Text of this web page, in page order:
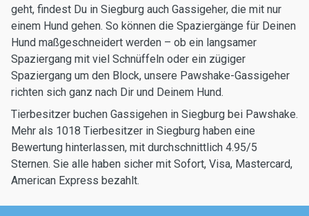
geht, findest Du in Siegburg auch Gassigeher, die mit nur
einem Hund gehen. So können die Spaziergänge für Deinen
Hund maßgeschneidert werden – ob ein langsamer
Spaziergang mit viel Schnüffeln oder ein zügiger
Spaziergang um den Block, unsere Pawshake-Gassigeher
richten sich ganz nach Dir und Deinem Hund.
Tierbesitzer buchen Gassigehen in Siegburg bei Pawshake.
Mehr als 1018 Tierbesitzer in Siegburg haben eine
Bewertung hinterlassen, mit durchschnittlich 4.95/5
Sternen. Sie alle haben sicher mit Sofort, Visa, Mastercard,
American Express bezahlt.